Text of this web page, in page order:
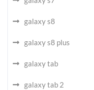
galaxy s8
galaxy s8 plus
galaxy tab
galaxy tab 2